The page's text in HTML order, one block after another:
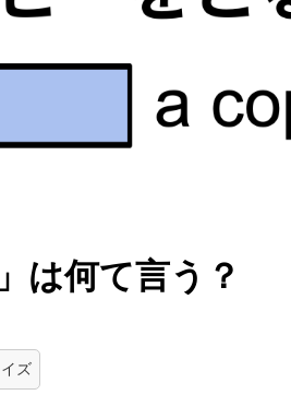
は何て言う？
ズ